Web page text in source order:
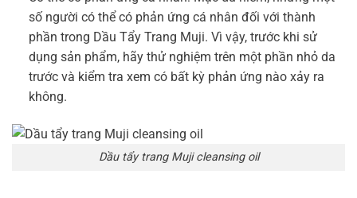
số người có thể có phản ứng cá nhân đối với thành
phần trong Dầu Tẩy Trang Muji. Vì vậy, trước khi sử
dụng sản phẩm, hãy thử nghiệm trên một phần nhỏ da
trước và kiểm tra xem có bất kỳ phản ứng nào xảy ra
không.
Dầu tẩy trang Muji cleansing oil